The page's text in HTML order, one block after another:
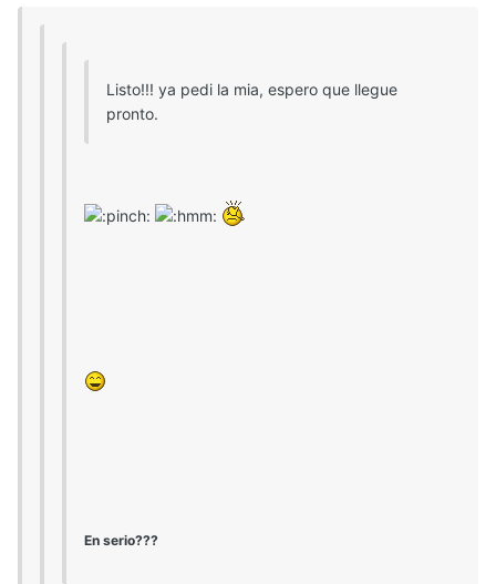
Listo!!! ya pedi la mia, espero que llegue
pronto.
En serio???